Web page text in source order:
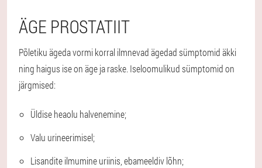
ÄGE PROSTATIIT
Põletiku ägeda vormi korral ilmnevad ägedad sümptomid äkki
ning haigus ise on äge ja raske. Iseloomulikud sümptomid on
järgmised:
Üldise heaolu halvenemine;
Valu urineerimisel;
Lisandite ilmumine uriinis, ebameeldiv lõhn;